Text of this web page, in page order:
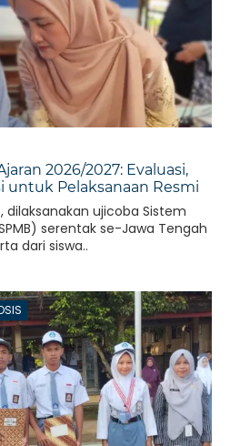
2026/2027: Evaluasi,
untuk Pelaksanaan Resmi
dilaksanakan ujicoba Sistem
serentak se-Jawa Tengah
dari siswa..